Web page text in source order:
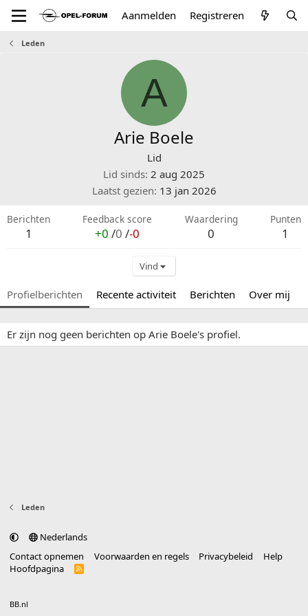
Aanmelden Registreren
Leden
A
Arie Boele
Lid
Lid sinds 2 aug 2025
Laatst gezien 13 jan 2026
Berichten
1
Feedback score
+0 /0 /-0
Waardering
0
Punten
1
Vind
Profielberichten Recente activiteit Berichten Over mij
Er zijn nog geen berichten op Arie Boele's profiel.
Leden
Nederlands
Contact opnemen
Voorwaarden en regels Privacybeleid
Help
Hoofdpagina
R
BB.nl